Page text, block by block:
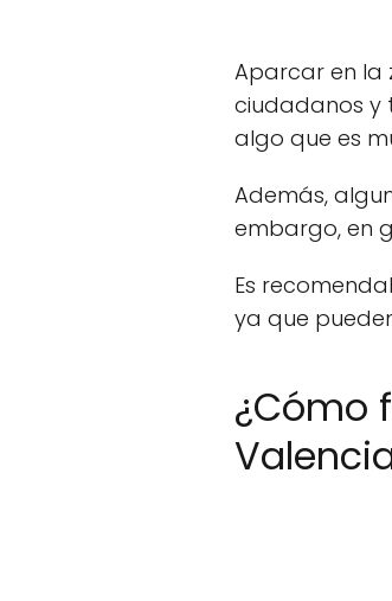
Aparcar en la
ciudadanos y
algo que es
Además,
embargo, en
Es
ya que
¿Cómo